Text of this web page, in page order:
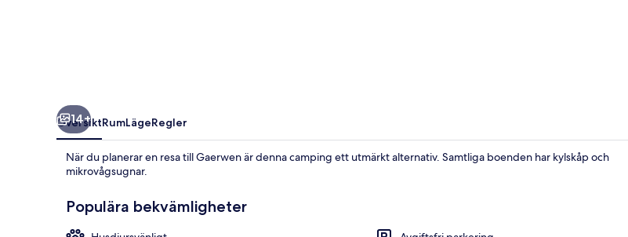
14+
ÖversiktRumLägeRegler
När du planerar en resa till Gaerwen är denna camping ett utmärkt alternativ. Samtliga boenden har kylskåp och
mikrovågsugnar.
Populära bekvämligheter